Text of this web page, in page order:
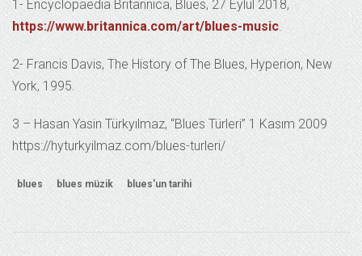
1- Encyclopaedia Britannica, Blues, 27 Eylül 2018,
https://www.britannica.com/art/blues-music.
2- Francis Davis, The History of The Blues, Hyperion, New
York, 1995.
3 – Hasan Yasin Türkyılmaz, “Blues Türleri” 1 Kasım 2009
https://hyturkyilmaz.com/blues-turleri/
blues blues müzik blues'un tarihi